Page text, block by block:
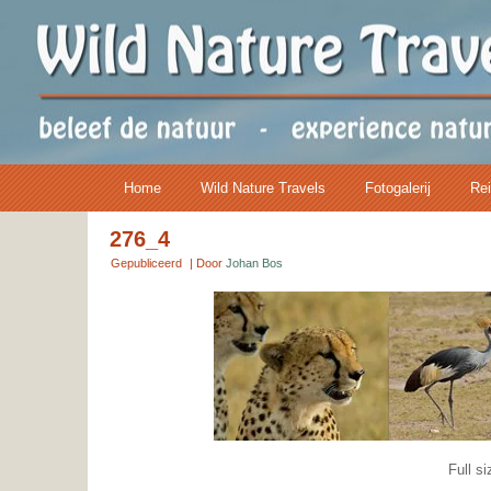
Home Wild Nature Travels Fotogalerij
276_4
Gepubliceerd | Door Johan Bos
Full